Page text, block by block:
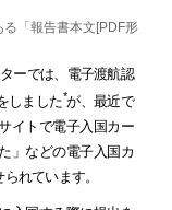
「報告書本文[PDF形
ーでは、電子渡航認
しました*が、最近で
イトで電子入国カー
」などの電子入国カ
れています。